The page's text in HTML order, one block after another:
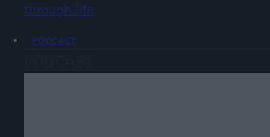
through life
PODCAST